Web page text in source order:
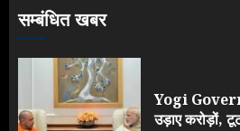
सम्बंधित खबर
Yogi
उड़ाए करोड़ों,
4